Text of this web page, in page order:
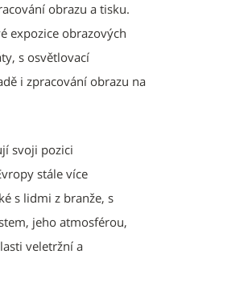
obrazu a tisku.
expozice obrazových
s osvětlovací
i zpracování obrazu na
svoji pozici
stále více
s lidmi z branže, s
jeho atmosférou,
veletržní a